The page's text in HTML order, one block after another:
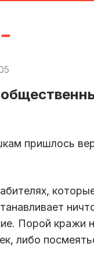
пришлось
Порой кражи
либо